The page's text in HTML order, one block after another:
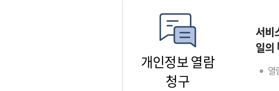
개인정보 열람
청구
서비
일의
열